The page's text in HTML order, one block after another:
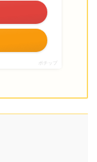
ポチップ